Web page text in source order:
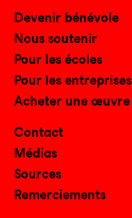
Devenir bénévole
Nous soutenir
Pour les écoles
Pour les entreprises
Acheter une œuvre
Contact
Médias
Sources
Remerciements